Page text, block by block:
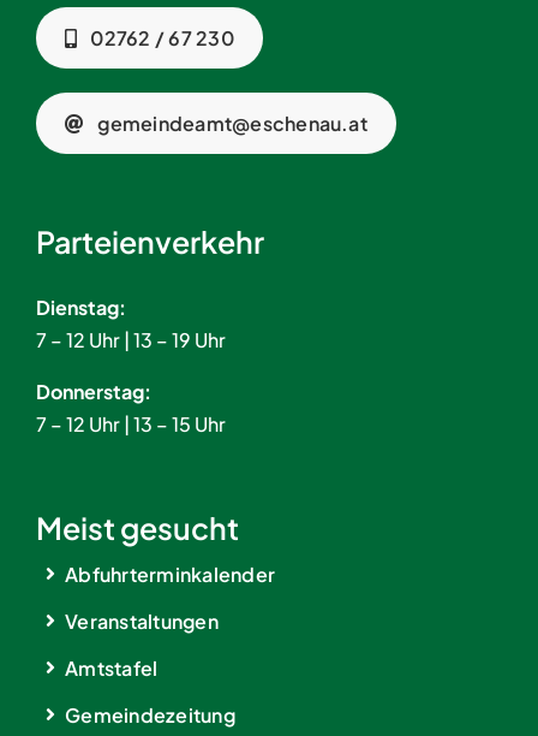
02762 / 67 230
gemeindeamt@eschenau.at
Parteienverkehr
Dienstag:
7 – 12 Uhr | 13 – 19 Uhr
Donnerstag:
7 – 12 Uhr | 13 – 15 Uhr
Meist gesucht
Abfuhrterminkalender
Veranstaltungen
Amtstafel
Gemeindezeitung